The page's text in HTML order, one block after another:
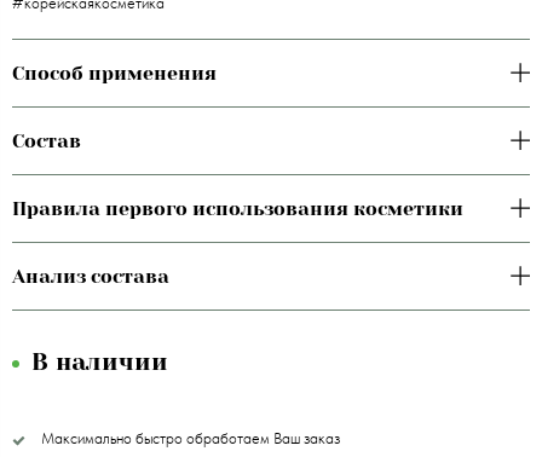
Способ применения
Состав
Правила первого использования косметики
Анализ состава
В наличии
Максимально быстро обработаем Ваш заказ